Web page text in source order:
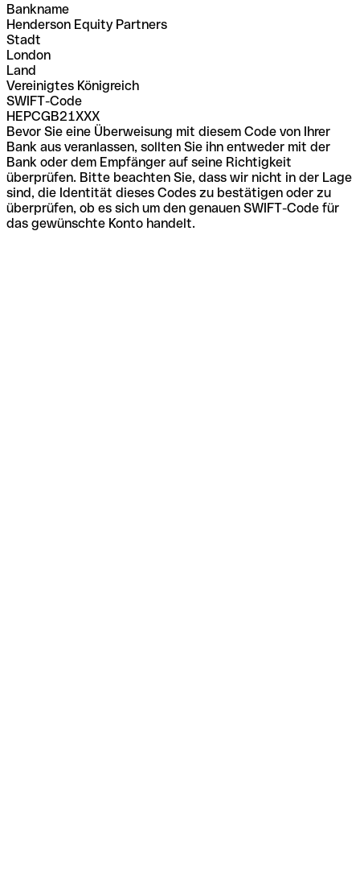
Bankname
Henderson Equity Partners
Stadt
London
Land
Vereinigtes Königreich
SWIFT-Code
HEPCGB21XXX
Bevor Sie eine Überweisung mit diesem Code von Ihrer
Bank aus veranlassen, sollten Sie ihn entweder mit der
Bank oder dem Empfänger auf seine Richtigkeit
überprüfen. Bitte beachten Sie, dass wir nicht in der Lage
sind, die Identität dieses Codes zu bestätigen oder zu
überprüfen, ob es sich um den genauen SWIFT-Code für
das gewünschte Konto handelt.